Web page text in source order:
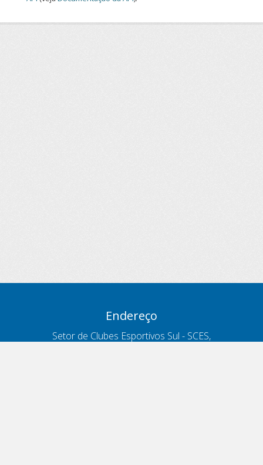
Endereço
Setor de Clubes Esportivos Sul - SCES,